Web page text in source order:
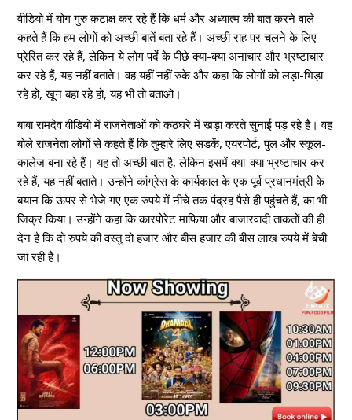
वीडियो में योग गुरु कटाक्ष कर रहे हैं कि धर्म और अध्यात्म की बात करने वाले
कहते हैं कि हम लोगों को अच्छी बातें बता रहे हैं। अच्छी राह पर चलने के लिए
प्रेरित कर रहे हैं, लेकिन ये लोग पर्दे के पीछे क्या-क्या अनाचार और भ्रष्टाचार
कर रहे हैं, यह नहीं बताते। वह यहीं नहीं रुके और कहा कि लोगों को लड़ा-भिड़ा
रहे हो, खून बहा रहे हो, यह भी तो बताओ।
बाबा रामदेव वीडियो में राजनेताओं को कठघरे में खड़ा करते सुनाई पड़ रहे हैं। वह
बोले राजनेता लोगों से कहते हैं कि तुम्हारे लिए सड़कें, एयरपोर्ट, पुल और स्कूल-
कालेज बना रहे हैं। यह तो अच्छी बात है, लेकिन इसमें क्या-क्या भ्रष्टाचार कर
रहे हैं, यह नहीं बताते। उन्होंने कांग्रेस के कार्यकाल के एक पूर्व प्रधानमंत्री के
बयान कि ऊपर से भेजे गए एक रुपये में नीचे तक पंद्रह पैसे ही पहुंचते हैं, का भी
जिक्र किया। उन्होंने कहा कि कारपोरेट माफिया और बाजारवादी ताकतों की ही
देन है कि दो रुपये की वस्तु दो हजार और बीस हजार की बीस लाख रुपये में बेची
जा रही है।